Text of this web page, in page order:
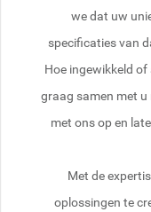
we dat uw
specificaties van
Hoe ingewikkeld
graag samen met
met ons op en
Met de
oplossingen te